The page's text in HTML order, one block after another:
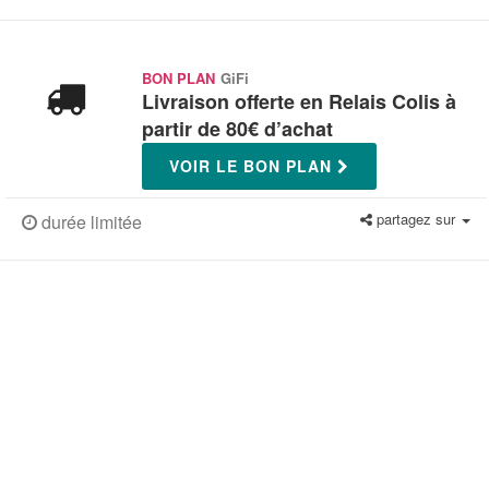
BON PLAN GiFi
Livraison offerte en Relais Colis à
partir de 80€ d’achat
VOIR LE BON PLAN
durée limitée partagez sur